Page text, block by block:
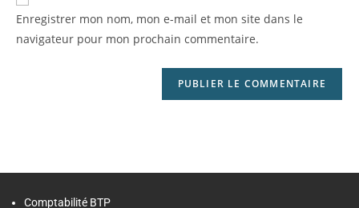
Enregistrer mon nom, mon e-mail et mon site dans le
navigateur pour mon prochain commentaire.
Comptabilité BTP